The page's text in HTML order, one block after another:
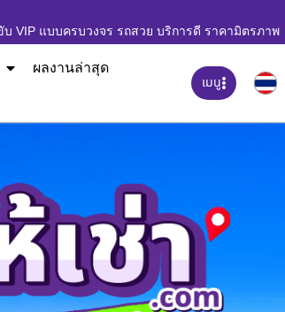
VIP แบบครบวงจร รถสวย บริการดี ราคามิตรภาพ
ผลงานล่าสุด
เมนู